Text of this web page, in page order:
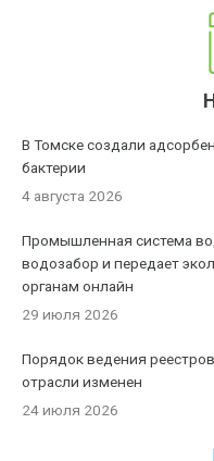
В Томске создали
бактерии
4 августа 2026
Промышленная система
водозабор и передает
органам онлайн
29 июля 2026
Порядок ведения
отрасли изменен
24 июля 2026